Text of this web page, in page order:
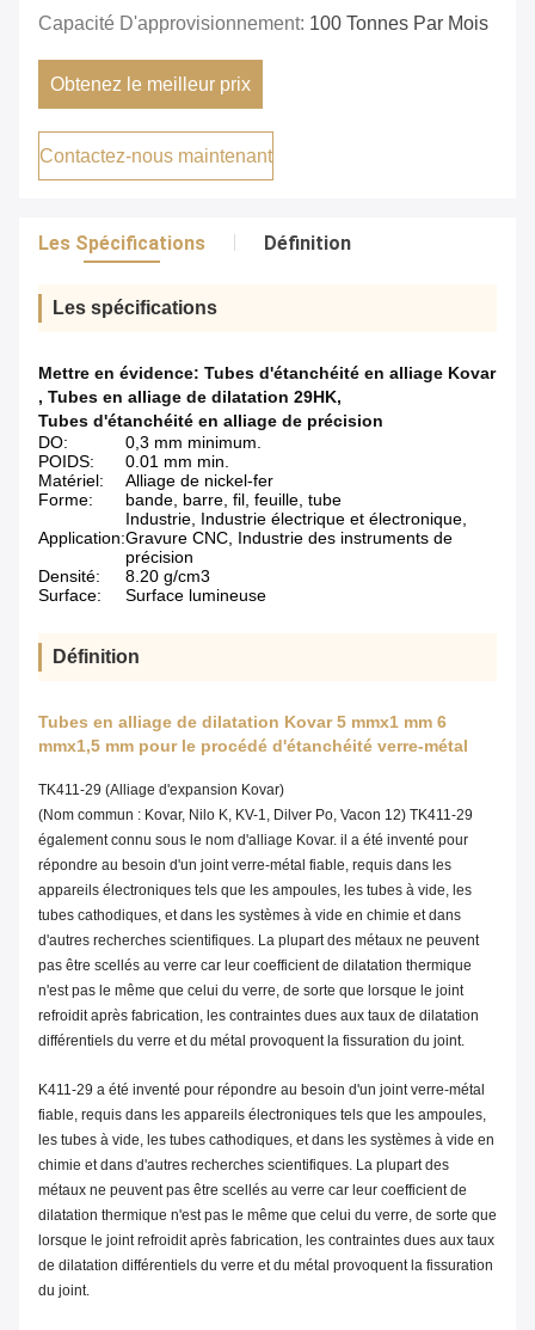
Capacité D'approvisionnement: 100 Tonnes Par Mois
Obtenez le meilleur prix
Contactez-nous maintenant
Les Spécifications Définition
Les spécifications
Mettre en évidence: Tubes d'étanchéité en alliage Kovar
, Tubes en alliage de dilatation 29HK,
Tubes d'étanchéité en alliage de précision
DO:
0,3 mm minimum.
POIDS:
0.01 mm min.
Matériel:
Alliage de nickel-fer
Forme:
bande, barre, fil, feuille, tube
Application:
Industrie, Industrie électrique et électronique,
Gravure CNC, Industrie des instruments de
précision
Densité:
8.20 g/cm3
Surface:
Surface lumineuse
Définition
Tubes en alliage de dilatation Kovar 5 mmx1 mm 6
mmx1,5 mm pour le procédé d'étanchéité verre-métal
TK411-29 (Alliage d'expansion Kovar)
(Nom commun : Kovar, Nilo K, KV-1, Dilver Po, Vacon 12) TK411-29
également connu sous le nom d'alliage Kovar. il a été inventé pour
répondre au besoin d'un joint verre-métal fiable, requis dans les
appareils électroniques tels que les ampoules, les tubes à vide, les
tubes cathodiques, et dans les systèmes à vide en chimie et dans
d'autres recherches scientifiques. La plupart des métaux ne peuvent
pas être scellés au verre car leur coefficient de dilatation thermique
n'est pas le même que celui du verre, de sorte que lorsque le joint
refroidit après fabrication, les contraintes dues aux taux de dilatation
différentiels du verre et du métal provoquent la fissuration du joint.
K411-29 a été inventé pour répondre au besoin d'un joint verre-métal
fiable, requis dans les appareils électroniques tels que les ampoules,
les tubes à vide, les tubes cathodiques, et dans les systèmes à vide en
chimie et dans d'autres recherches scientifiques. La plupart des
métaux ne peuvent pas être scellés au verre car leur coefficient de
dilatation thermique n'est pas le même que celui du verre, de sorte que
lorsque le joint refroidit après fabrication, les contraintes dues aux taux
de dilatation différentiels du verre et du métal provoquent la fissuration
du joint.